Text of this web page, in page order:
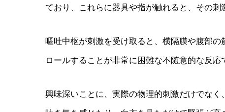
ており、これらに器具や指が触れると、その刺
嘔吐中枢が刺激を受け取ると、横隔膜や腹部
ロールすることが非常に困難な不随意的な反
興味深いことに、実際の物理的刺激だけでな